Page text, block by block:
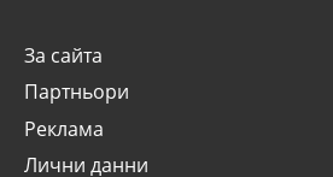
За сайта
Партньори
Реклама
Лични данни